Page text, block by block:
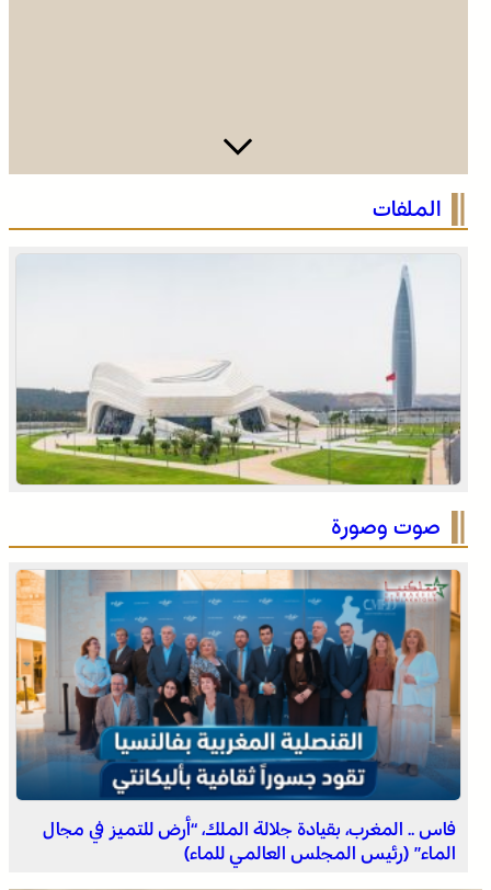
القوات المسلحة الملكية .. جاهزية عملياتية وتدخلات جوية
منسقة لمكافحة حرائق الغابات
الاحتفال باليوم الوطني للمغاربة المقيمين بالخارج تحت شعار
التعاون في مجال الهجرة .. إعادة القاصرين غير المرفوقين
مسألة مبدأ قائمة على التعليمات الملكية السامية (مصدر
دبلوماسي)
الملفات
صوت وصورة
فاس .. المغرب، بقيادة جلالة الملك، “أرض للتميز في مجال
الماء” (رئيس المجلس العالمي للماء)